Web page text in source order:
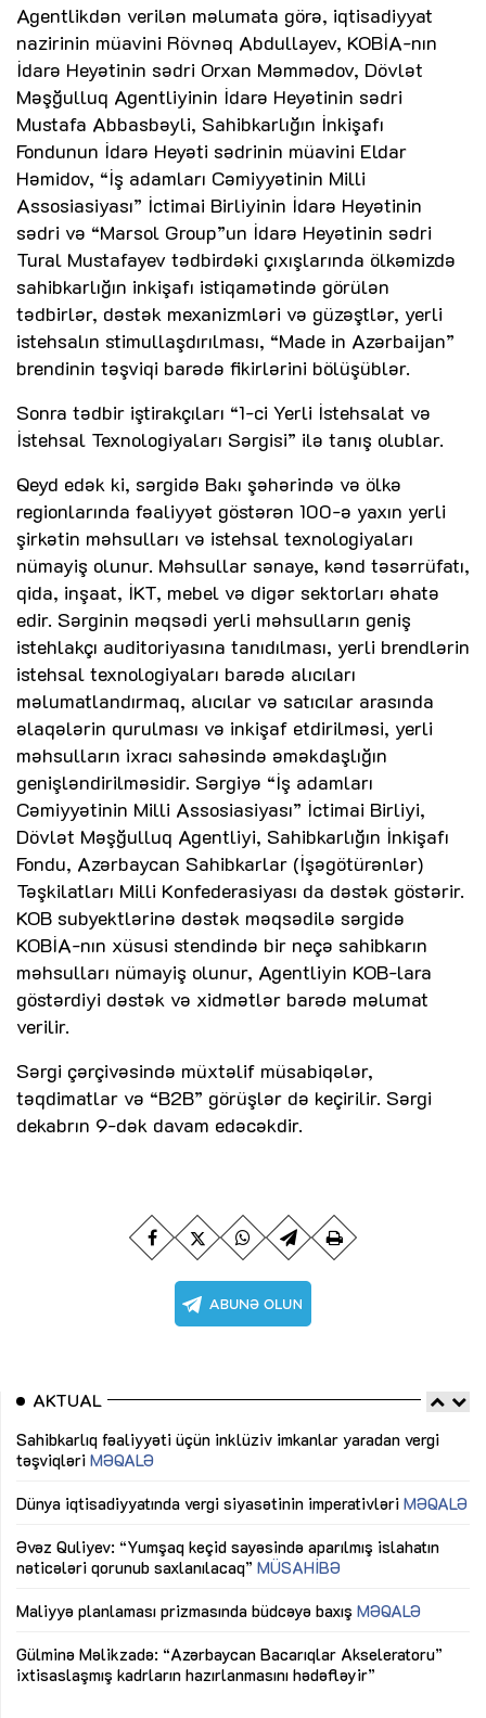
Agentlikdən verilən məlumata görə, iqtisadiyyat
nazirinin müavini Rövnəq Abdullayev, KOBİA-nın
İdarə Heyətinin sədri Orxan Məmmədov, Dövlət
Məşğulluq Agentliyinin İdarə Heyətinin sədri
Mustafa Abbasbəyli, Sahibkarlığın İnkişafı
Fondunun İdarə Heyəti sədrinin müavini Eldar
Həmidov, “İş adamları Cəmiyyətinin Milli
Assosiasiyası” İctimai Birliyinin İdarə Heyətinin
sədri və “Marsol Group”un İdarə Heyətinin sədri
Tural Mustafayev tədbirdəki çıxışlarında ölkəmizdə
sahibkarlığın inkişafı istiqamətində görülən
tədbirlər, dəstək mexanizmləri və güzəştlər, yerli
istehsalın stimullaşdırılması, “Made in Azərbaijan”
brendinin təşviqi barədə fikirlərini bölüşüblər.
Sonra tədbir iştirakçıları “1-ci Yerli İstehsalat və
İstehsal Texnologiyaları Sərgisi” ilə tanış olublar.
Qeyd edək ki, sərgidə Bakı şəhərində və ölkə
regionlarında fəaliyyət göstərən 100-ə yaxın yerli
şirkətin məhsulları və istehsal texnologiyaları
nümayiş olunur. Məhsullar sənaye, kənd təsərrüfatı,
qida, inşaat, İKT, mebel və digər sektorları əhatə
edir. Sərginin məqsədi yerli məhsulların geniş
istehlakçı auditoriyasına tanıdılması, yerli brendlərin
istehsal texnologiyaları barədə alıcıları
məlumatlandırmaq, alıcılar və satıcılar arasında
əlaqələrin qurulması və inkişaf etdirilməsi, yerli
məhsulların ixracı sahəsində əməkdaşlığın
genişləndirilməsidir. Sərgiyə “İş adamları
Cəmiyyətinin Milli Assosiasiyası” İctimai Birliyi,
Dövlət Məşğulluq Agentliyi, Sahibkarlığın İnkişafı
Fondu, Azərbaycan Sahibkarlar (İşəgötürənlər)
Təşkilatları Milli Konfederasiyası da dəstək göstərir.
KOB subyektlərinə dəstək məqsədilə sərgidə
KOBİA-nın xüsusi stendində bir neçə sahibkarın
məhsulları nümayiş olunur, Agentliyin KOB-lara
göstərdiyi dəstək və xidmətlər barədə məlumat
verilir.
Sərgi çərçivəsində müxtəlif müsabiqələr,
təqdimatlar və “B2B” görüşlər də keçirilir. Sərgi
dekabrın 9-dək davam edəcəkdir.
AKTUAL
Sahibkarlıq fəaliyyəti üçün inklüziv imkanlar yaradan vergi
təşviqləri MƏQALƏ
Dünya iqtisadiyyatında vergi siyasətinin imperativləri MƏQALƏ
Əvəz Quliyev: “Yumşaq keçid sayəsində aparılmış islahatın
nəticələri qorunub saxlanılacaq” MÜSAHİBƏ
Maliyyə planlaması prizmasında büdcəyə baxış MƏQALƏ
Gülminə Məlikzadə: “Azərbaycan Bacarıqlar Akseleratoru”
ixtisaslaşmış kadrların hazırlanmasını hədəfləyir”